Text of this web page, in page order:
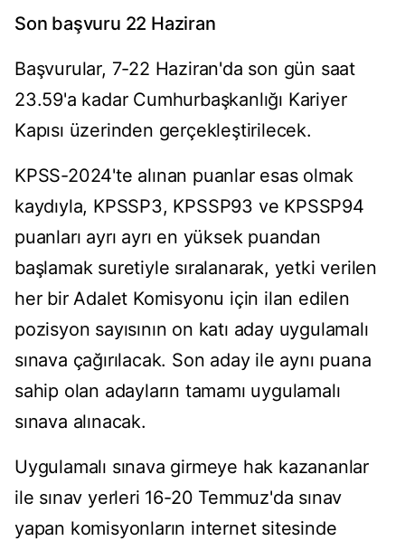
Son başvuru 22 Haziran
Başvurular, 7-22 Haziran'da son gün saat
23.59'a kadar Cumhurbaşkanlığı Kariyer
Kapısı üzerinden gerçekleştirilecek.
KPSS-2024'te alınan puanlar esas olmak
kaydıyla, KPSSP3, KPSSP93 ve KPSSP94
puanları ayrı ayrı en yüksek puandan
başlamak suretiyle sıralanarak, yetki verilen
her bir Adalet Komisyonu için ilan edilen
pozisyon sayısının on katı aday uygulamalı
sınava çağırılacak. Son aday ile aynı puana
sahip olan adayların tamamı uygulamalı
sınava alınacak.
Uygulamalı sınava girmeye hak kazananlar
ile sınav yerleri 16-20 Temmuz'da sınav
yapan komisyonların internet sitesinde